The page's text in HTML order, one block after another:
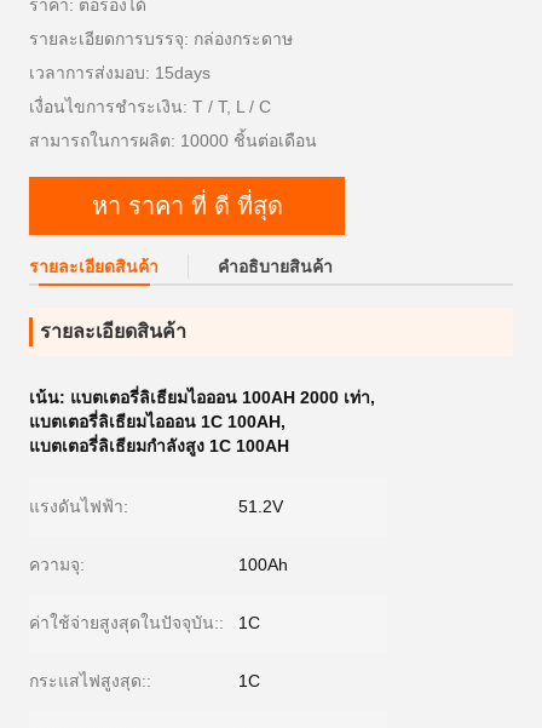
ราคา: ต่อรองได้
รายละเอียดการบรรจุ: กล่องกระดาษ
เวลาการส่งมอบ: 15days
เงื่อนไขการชำระเงิน: T / T, L / C
สามารถในการผลิต: 10000 ชิ้นต่อเดือน
หา ราคา ที่ ดี ที่สุด
รายละเอียดสินค้า คําอธิบายสินค้า
รายละเอียดสินค้า
เน้น: แบตเตอรี่ลิเธียมไอออน 100AH ​​2000 เท่า,
แบตเตอรี่ลิเธียมไอออน 1C 100AH,
แบตเตอรี่ลิเธียมกำลังสูง 1C 100AH
แรงดันไฟฟ้า: 51.2V
ความจุ: 100Ah
ค่าใช้จ่ายสูงสุดในปัจจุบัน:: 1C
กระแสไฟสูงสุด:: 1C